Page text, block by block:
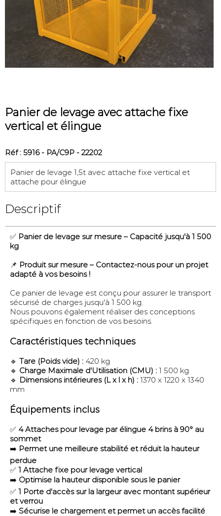
Panier de levage avec attache fixe
vertical et élingue
Réf : 5916 - PA/C9P - 22202
Panier de levage 1,5t avec attache fixe vertical et
attache pour élingue
Descriptif
✅ Panier de levage sur mesure – Capacité jusqu'à 1 500
kg
📌 Produit sur mesure – Contactez-nous pour un projet
adapté à vos besoins !
Ce panier de levage est conçu pour assurer le transport
sécurisé de charges jusqu'à 1 500 kg.
Nous pouvons également réaliser des conceptions
spécifiques en fonction de vos besoins.
Caractéristiques techniques
🔹 Tare (Poids vide) : 420 kg
🔹 Charge Maximale d'Utilisation (CMU) : 1 500 kg
🔹 Dimensions intérieures (L x l x h) : 1370 x 1220 x 1340
mm
Équipements inclus
✅ 4 Attaches pour levage par élingue 4 brins à 90° au
sommet
➡️ Permet une meilleure stabilité et réduit la hauteur
perdue
✅ 1 Attache fixe pour levage vertical
➡️ Optimise la hauteur disponible sous le panier
✅ 1 Porte d'accès sur la largeur avec montant supérieur
et verrou
➡️ Sécurise le chargement et permet un accès facilité